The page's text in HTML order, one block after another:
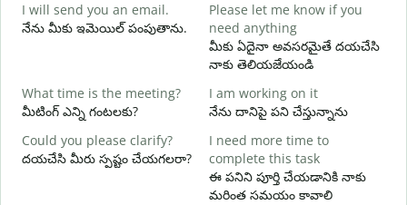
I will send you an email.
నేను మీకు ఇమెయిల్ పంపుతాను.
Please let me know if you
need anything
మీకు ఏదైనా అవసరమైతే దయచేసి
నాకు తెలియజేయండి
What time is the meeting?
మీటింగ్ ఎన్ని గంటలకు?
I am working on it
నేను దానిపై పని చేస్తున్నాను
Could you please clarify?
దయచేసి మీరు స్పష్టం చేయగలరా?
I need more time to
complete this task
ఈ పనిని పూర్తి చేయడానికి నాకు
మరింత సమయం కావాలి